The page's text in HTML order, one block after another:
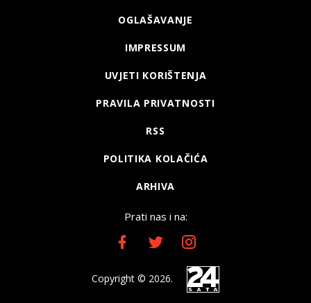
OGLAŠAVANJE
IMPRESSUM
UVJETI KORIŠTENJA
PRAVILA PRIVATNOSTI
RSS
POLITIKA KOLAČIĆA
ARHIVA
Prati nas i na:
Copyright © 2026.